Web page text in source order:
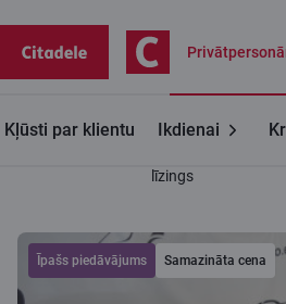
Kļūsti par klientu Ikdienai
līzings
Īpašs piedāvājums Samazināta cena